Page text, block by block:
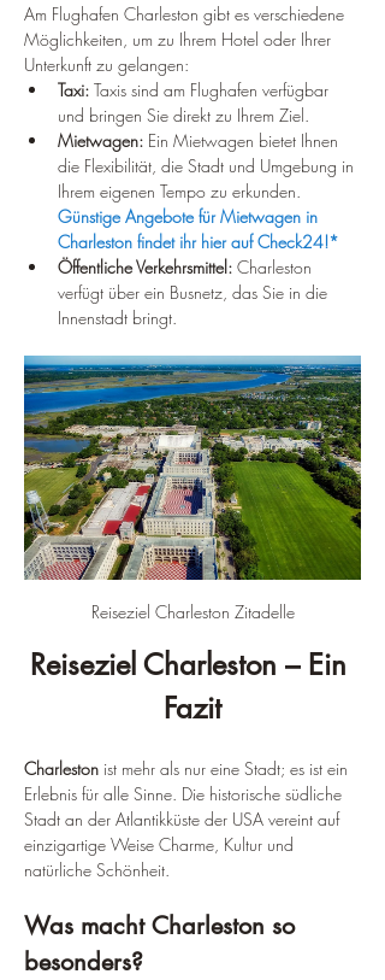
Am Flughafen Charleston gibt es verschiedene
Möglichkeiten, um zu Ihrem Hotel oder Ihrer
Unterkunft zu gelangen:
Taxi: Taxis sind am Flughafen verfügbar
und bringen Sie direkt zu Ihrem Ziel.
Mietwagen: Ein Mietwagen bietet Ihnen
die Flexibilität, die Stadt und Umgebung in
Ihrem eigenen Tempo zu erkunden.
Günstige Angebote für Mietwagen in
Charleston findet ihr hier auf Check24!*
Öffentliche Verkehrsmittel: Charleston
verfügt über ein Busnetz, das Sie in die
Innenstadt bringt.
Reiseziel Charleston Zitadelle
Reiseziel Charleston – Ein
Fazit
Charleston ist mehr als nur eine Stadt; es ist ein
Erlebnis für alle Sinne. Die historische südliche
Stadt an der Atlantikküste der USA vereint auf
einzigartige Weise Charme, Kultur und
natürliche Schönheit.
Was macht Charleston so
besonders?